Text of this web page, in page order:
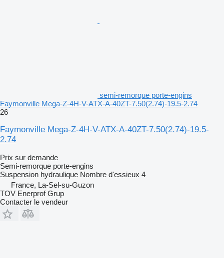
semi-remorque porte-engins
Faymonville Mega-Z-4H-V-ATX-A-40ZT-7.50(2.74)-19.5-2.74
26
Faymonville Mega-Z-4H-V-ATX-A-40ZT-7.50(2.74)-19.5-
2.74
Prix sur demande
Semi-remorque porte-engins
Suspension hydraulique Nombre d'essieux 4
France, La-Sel-su-Guzon
TOV Enerprof Grup
Contacter le vendeur